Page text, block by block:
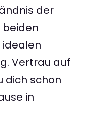
der
beiden
Vertrau auf
dich schon
in